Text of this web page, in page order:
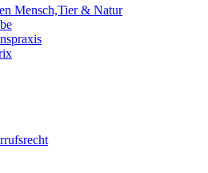
Mensch,Tier & Natur